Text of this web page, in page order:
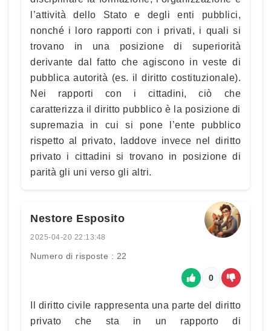
l’attività dello Stato e degli enti pubblici,
nonché i loro rapporti con i privati, i quali si
trovano in una posizione di superiorità
derivante dal fatto che agiscono in veste di
pubblica autorità (es. il diritto costituzionale).
Nei rapporti con i cittadini, ciò che
caratterizza il diritto pubblico è la posizione di
supremazia in cui si pone l’ente pubblico
rispetto al privato, laddove invece nel diritto
privato i cittadini si trovano in posizione di
parità gli uni verso gli altri.
Nestore Esposito
2025-04-20 22:13:48
Numero di risposte : 22
0
Il diritto civile rappresenta una parte del diritto
privato che sta in un rapporto di